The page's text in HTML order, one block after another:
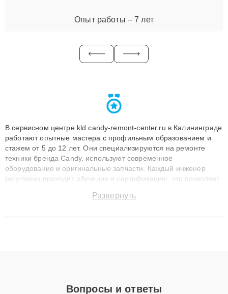
Опыт работы – 7 лет
В сервисном центре kld.candy-remont-center.ru в Калининграде
работают опытные мастера с профильным образованием и
стажем от 5 до 12 лет. Они специализируются на ремонте
техники бренда Candy, используют современное
оборудование и оригинальные запчасти. Каждый инженер
регулярно проходит обучение и сертификацию, что позволяет
технику с сохранением гарантии до 3 лет. Наши мастера
Развернуть
Вопросы и ответы